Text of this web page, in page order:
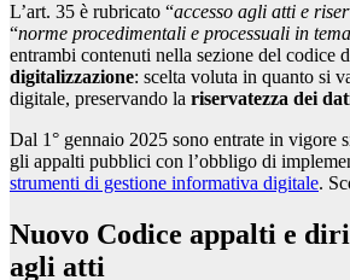
L’art. 35 è rubricato “accesso agli atti e
“norme procedimentali e processuali in
entrambi contenuti nella sezione del codice
digitalizzazione: scelta voluta in quanto si
digitale, preservando la riservatezza dei
Dal 1° gennaio 2025 sono entrate in vigore
gli appalti pubblici con l’obbligo di
strumenti di gestione informativa digitale.
Nuovo Codice appalti e
agli atti